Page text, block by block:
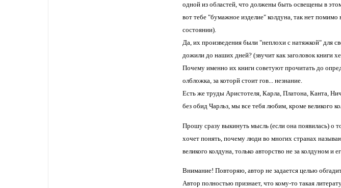
одной из областей, что должены быть освещены в
вот тебе "бумажное изделие" колдуна, так нет помимо
состоянии).
Да, их произведения были "неплохи с натяжкой" для
дожили до наших дней? (звучит как заголовок книги
Почему именно их книги советуют прочитать до
олбложка, за которй стоит гов... незнание.
Есть же труды Аристотеля, Карла, Платона, Канта,
без обид Чарльз, мы все тебя любим, кроме великого
Прошу сразу выкинуть мысль (если она появилась) о
хочет понять, почему люди во многих странах
великого колдуна, только авторство не за колдуном
Внимание! Повторяю, автор не задается целью
Автор полностью признает, что кому-то такая